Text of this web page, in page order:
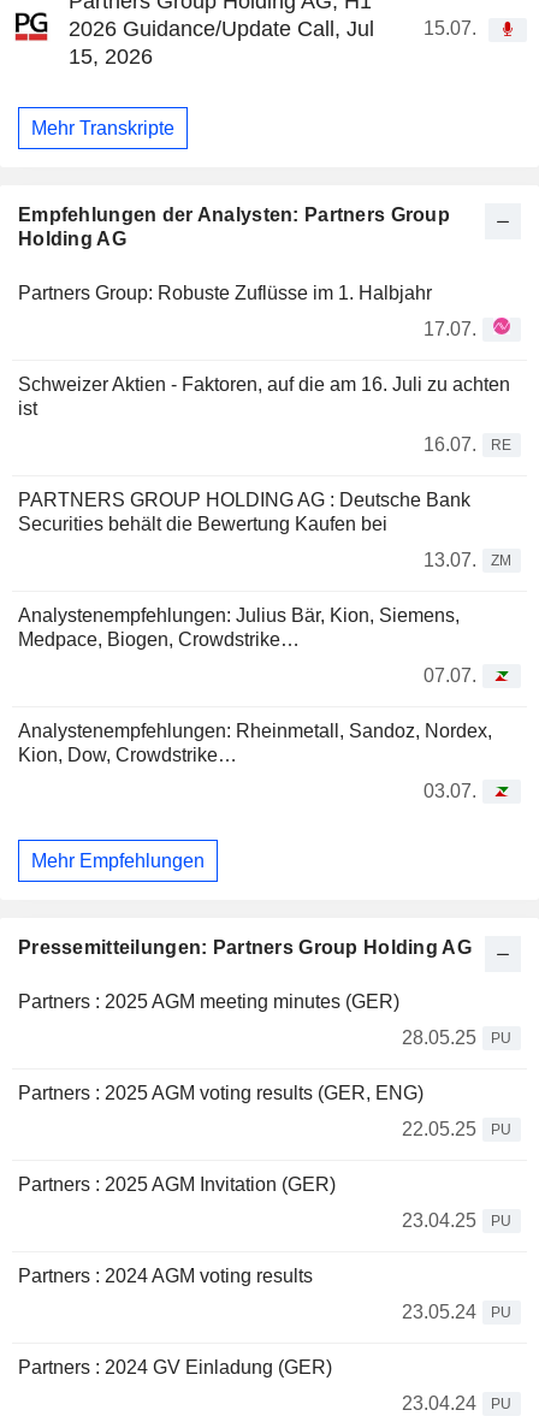
2026 Guidance/Update Call, Jul
15, 2026
15.07.
Mehr Transkripte
Empfehlungen der Analysten: Partners Group
Holding AG
Partners Group: Robuste Zuflüsse im 1. Halbjahr
17.07.
Schweizer Aktien - Faktoren, auf die am 16. Juli zu achten
ist
16.07.
RE
PARTNERS GROUP HOLDING AG : Deutsche Bank
Securities behält die Bewertung Kaufen bei
13.07.
ZM
Analystenempfehlungen: Julius Bär, Kion, Siemens,
Medpace, Biogen, Crowdstrike…
07.07.
Analystenempfehlungen: Rheinmetall, Sandoz, Nordex,
Kion, Dow, Crowdstrike…
03.07.
Mehr Empfehlungen
Pressemitteilungen: Partners Group Holding AG
Partners : 2025 AGM meeting minutes (GER)
28.05.25
PU
Partners : 2025 AGM voting results (GER, ENG)
22.05.25
PU
Partners : 2025 AGM Invitation (GER)
23.04.25
PU
Partners : 2024 AGM voting results
23.05.24
PU
Partners : 2024 GV Einladung (GER)
23.04.24
PU